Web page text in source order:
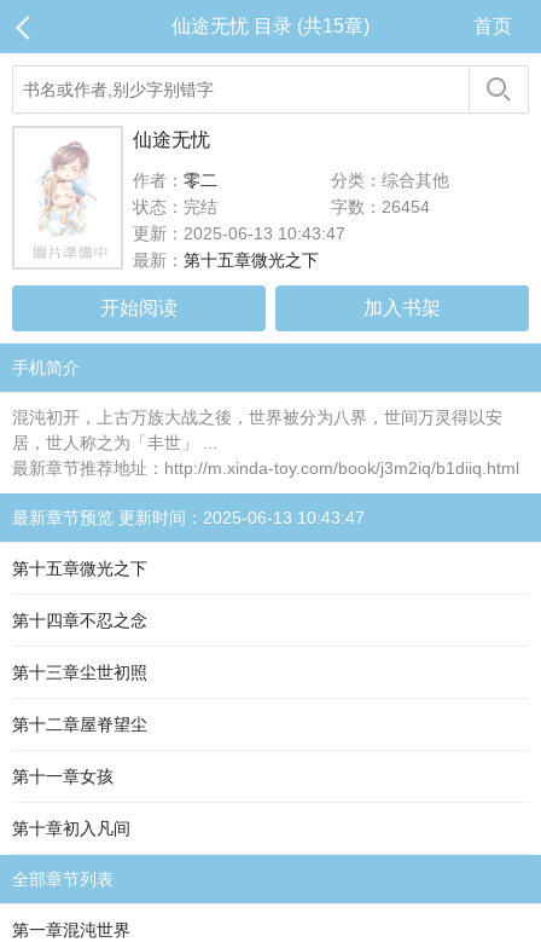
仙途无忧 目录 (共15章) 首页
仙途无忧
作者： 零二
分类：综合其他
状态：完结
字数：26454
更新：2025-06-13 10:43:47
最新： 第十五章微光之下
开始阅读 加入书架
手机简介
混沌初开，上古万族大战之後，世界被分为八界，世间万灵得以安
居，世人称之为「丰世」 ...
最新章节推荐地址：http://m.xinda-toy.com/book/j3m2iq/b1diiq.html
最新章节预览 更新时间：2025-06-13 10:43:47
第十五章微光之下
第十四章不忍之念
第十三章尘世初照
第十二章屋脊望尘
第十一章女孩
第十章初入凡间
全部章节列表
第一章混沌世界